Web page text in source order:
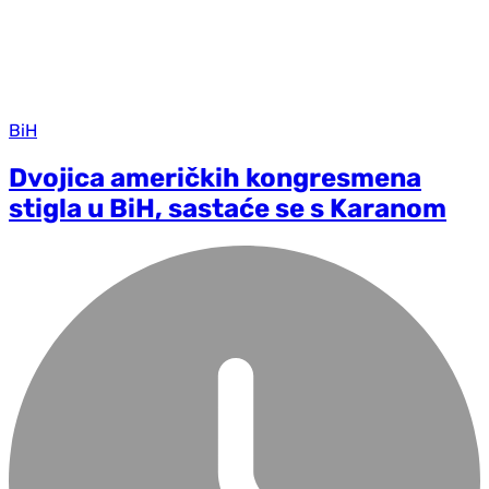
BiH
Dvojica američkih kongresmena
stigla u BiH, sastaće se s Karanom